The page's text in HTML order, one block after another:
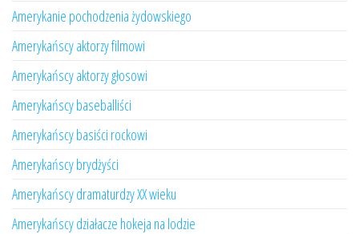
Amerykanie pochodzenia żydowskiego
Amerykańscy aktorzy filmowi
Amerykańscy aktorzy głosowi
Amerykańscy baseballiści
Amerykańscy basiści rockowi
Amerykańscy brydżyści
Amerykańscy dramaturdzy XX wieku
Amerykańscy działacze hokeja na lodzie